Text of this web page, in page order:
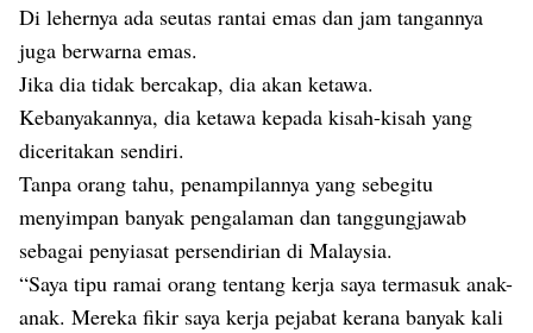
Di lehernya ada seutas rantai emas dan jam tangannya
juga berwarna emas.
Jika dia tidak bercakap, dia akan ketawa.
Kebanyakannya, dia ketawa kepada kisah-kisah yang
diceritakan sendiri.
Tanpa orang tahu, penampilannya yang sebegitu
menyimpan banyak pengalaman dan tanggungjawab
sebagai penyiasat persendirian di Malaysia.
“Saya tipu ramai orang tentang kerja saya termasuk anak-
anak. Mereka fikir saya kerja pejabat kerana banyak kali